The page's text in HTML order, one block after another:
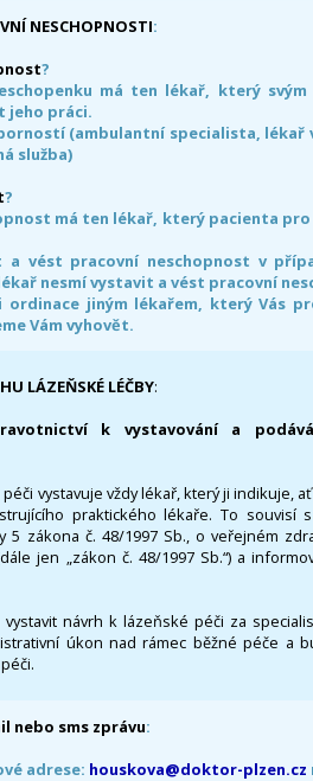
NESCHOPNOSTI:
?
má ten lékař, který
jeho práci.
(ambulantní specialista, lékař
služba)
?
má ten lékař, který pacienta
vést pracovní neschopnost v
nesmí vystavit a vést pracovní
jiným lékařem, který Vás
Vám vyhovět.
LÁZEŇSKÉ LÉČBY:
k vystavování a
vystavuje vždy lékař, který ji indikuje,
praktického lékaře. To souvisí
zákona č. 48/1997 Sb., o veřejném
jen „zákon č. 48/1997 Sb.“) a
návrh k lázeňské péči za
úkon nad rámec běžné péče a
nebo sms zprávu:
adrese: houskova@doktor-plzen.cz